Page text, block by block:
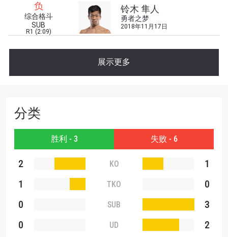
负
综合格斗
SUB
R1 (2:09)
铃木 隼人
勇者之梦
2018年11月17日
展示更多
分类
胜利 - 3 失败 - 6
2 KO
1
1
TKO
0
0
SUB
3
0
UD 2